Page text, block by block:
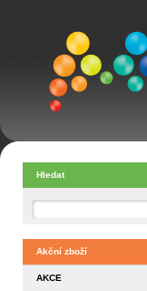
Hledat
Akční zboží
AKCE